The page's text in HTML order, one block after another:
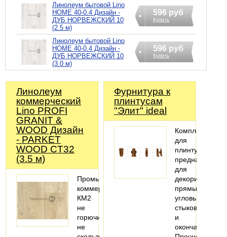
Линолеум бытовой Lino
HOME 40-0.4 Дизайн -
ДУБ НОРВЕЖСКИЙ 10
(2.5 м)
596 руб
Купить
Линолеум бытовой Lino
HOME 40-0.4 Дизайн -
ДУБ НОРВЕЖСКИЙ 10
(3.0 м)
596 руб
Купить
Линолеум
коммерческий
Lino PROFI
GRANIT &
WOOD Дизайн
- PARKET
WOOD CT32
(3.5 м)
Промышленно-
коммерческий,
КМ2
не
горючий,
не
Фурнитура к
плинтусам
"Элит" ideal
для
плинтуса
предназначены
для
декорирования
прямых,
угловых
стыков
и
окончаний.